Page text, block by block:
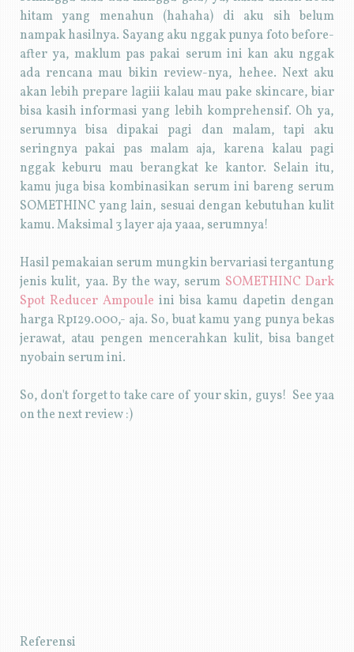
hitam yang menahun (hahaha) di aku sih belum
nampak hasilnya. Sayang aku nggak punya foto before-
after ya, maklum pas pakai serum ini kan aku nggak
ada rencana mau bikin review-nya, hehee. Next aku
akan lebih prepare lagiii kalau mau pake skincare, biar
bisa kasih informasi yang lebih komprehensif. Oh ya,
serumnya bisa dipakai pagi dan malam, tapi aku
seringnya pakai pas malam aja, karena kalau pagi
nggak keburu mau berangkat ke kantor. Selain itu,
kamu juga bisa kombinasikan serum ini bareng serum
SOMETHINC yang lain, sesuai dengan kebutuhan kulit
kamu. Maksimal 3 layer aja yaaa, serumnya!
Hasil pemakaian serum mungkin bervariasi tergantung
jenis kulit, yaa. By the way, serum SOMETHINC Dark
Spot Reducer Ampoule ini bisa kamu dapetin dengan
harga Rp129.000,- aja. So, buat kamu yang punya bekas
jerawat, atau pengen mencerahkan kulit, bisa banget
nyobain serum ini.
So, don't forget to take care of your skin, guys! See yaa
on the next review :)
Referensi